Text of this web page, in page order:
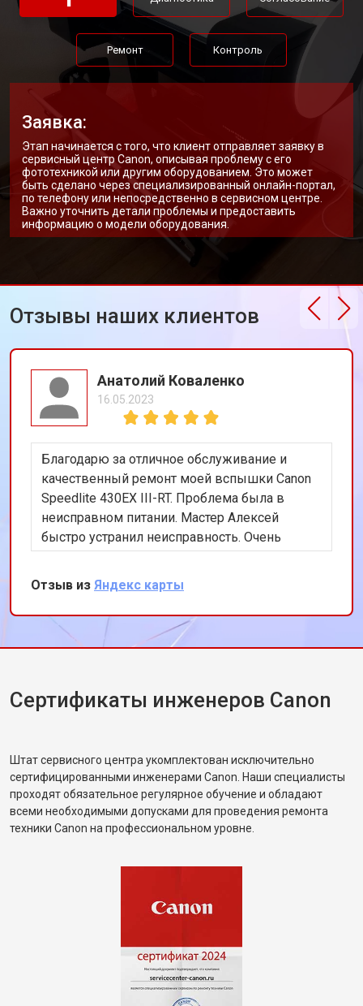
Ремонт Контроль
Заявка:
Этап начинается с того, что клиент отправляет заявку в
сервисный центр Canon, описывая проблему с его
фототехникой или другим оборудованием. Это может
быть сделано через специализированный онлайн-портал,
по телефону или непосредственно в сервисном центре.
Важно уточнить детали проблемы и предоставить
информацию о модели оборудования.
Отзывы наших клиентов
Анатолий Коваленко
16.05.2023
Благодарю за отличное обслуживание и
качественный ремонт моей вспышки Canon
Speedlite 430EX III-RT. Проблема была в
неисправном питании. Мастер Алексей
быстро устранил неисправность. Очень
доволен результатом!
Отзыв из Яндекс карты
Сертификаты инженеров Canon
Штат сервисного центра укомплектован исключительно
сертифицированными инженерами Canon. Наши специалисты
проходят обязательное регулярное обучение и обладают
всеми необходимыми допусками для проведения ремонта
техники Canon на профессиональном уровне.